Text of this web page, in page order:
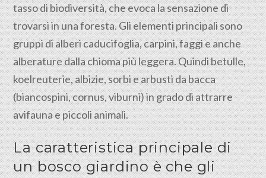
tasso di biodiversità, che evoca la sensazione di
trovarsi in una foresta.Gli elementi principali sono
gruppi di alberi caducifoglia, carpini, faggi e anche
alberature dalla chioma più leggera. Quindi betulle,
koelreuterie, albizie, sorbi e arbusti da bacca
(biancospini, cornus, viburni) in grado di attrarre
avifauna e piccoli animali.
La caratteristica principale di
un bosco giardino è che gli